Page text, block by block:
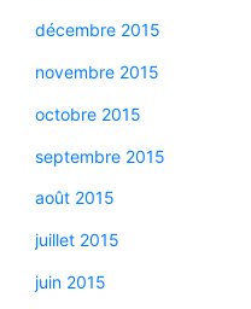
décembre 2015
novembre 2015
octobre 2015
septembre 2015
août 2015
juillet 2015
juin 2015